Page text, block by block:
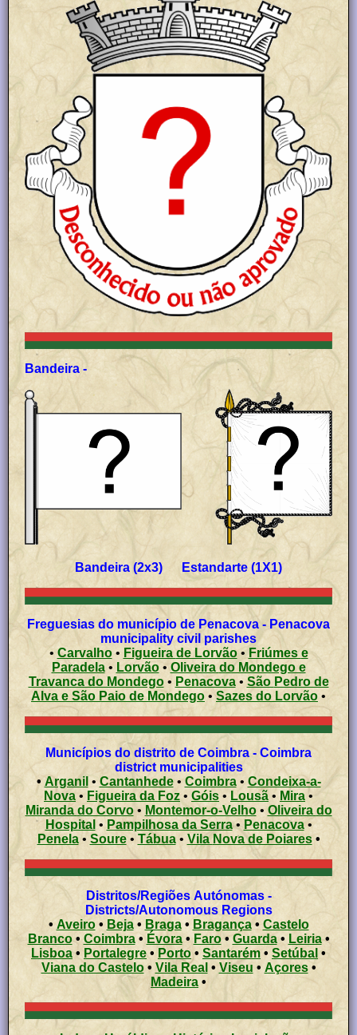
Bandeira -
Bandeira (2x3) Estandarte (1X1)
Freguesias do município de Penacova - Penacova
municipality civil parishes
• Carvalho• Figueira de Lorvão•Friúmes e
Paradela• Lorvão• Oliveira do Mondego e
Travanca do Mondego• Penacova• São Pedro de
Alva e São Paio de Mondego • Sazes do Lorvão •
Municípios do distrito de Coimbra - Coimbra
district municipalities
• Arganil •Cantanhede• Coimbra• Condeixa-a-
Nova • Figueira da Foz • Góis • Lousã • Mira •
Miranda do Corvo• Montemor-o-Velho• Oliveira do
Hospital • Pampilhosa da Serra• Penacova•
Penela• Soure• Tábua• Vila Nova de Poiares•
Distritos/Regiões Autónomas -
Districts/Autonomous Regions
•Aveiro• Beja• Braga• Bragança• Castelo
Branco• Coimbra• Évora• Faro•Guarda• Leiria•
Lisboa •Portalegre • Porto • Santarém • Setúbal •
Viana do Castelo• Vila Real • Viseu • Açores •
Madeira •